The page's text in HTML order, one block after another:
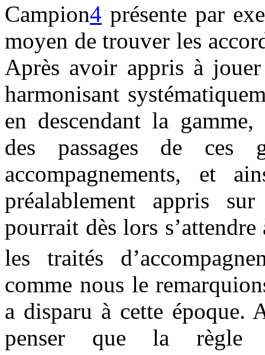
Campion4 présente par
moyen de trouver les
Après avoir appris à
harmonisant
en descendant la
des passages de ces
accompagnements, et
préalablement appris
pourrait dès lors
les traités
comme nous le
a disparu à cette époque.
penser que la règle